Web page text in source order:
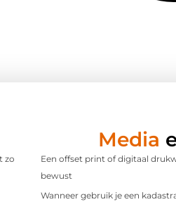
Media
zo
Een offset print of digitaal
bewust
Wanneer gebruik je een